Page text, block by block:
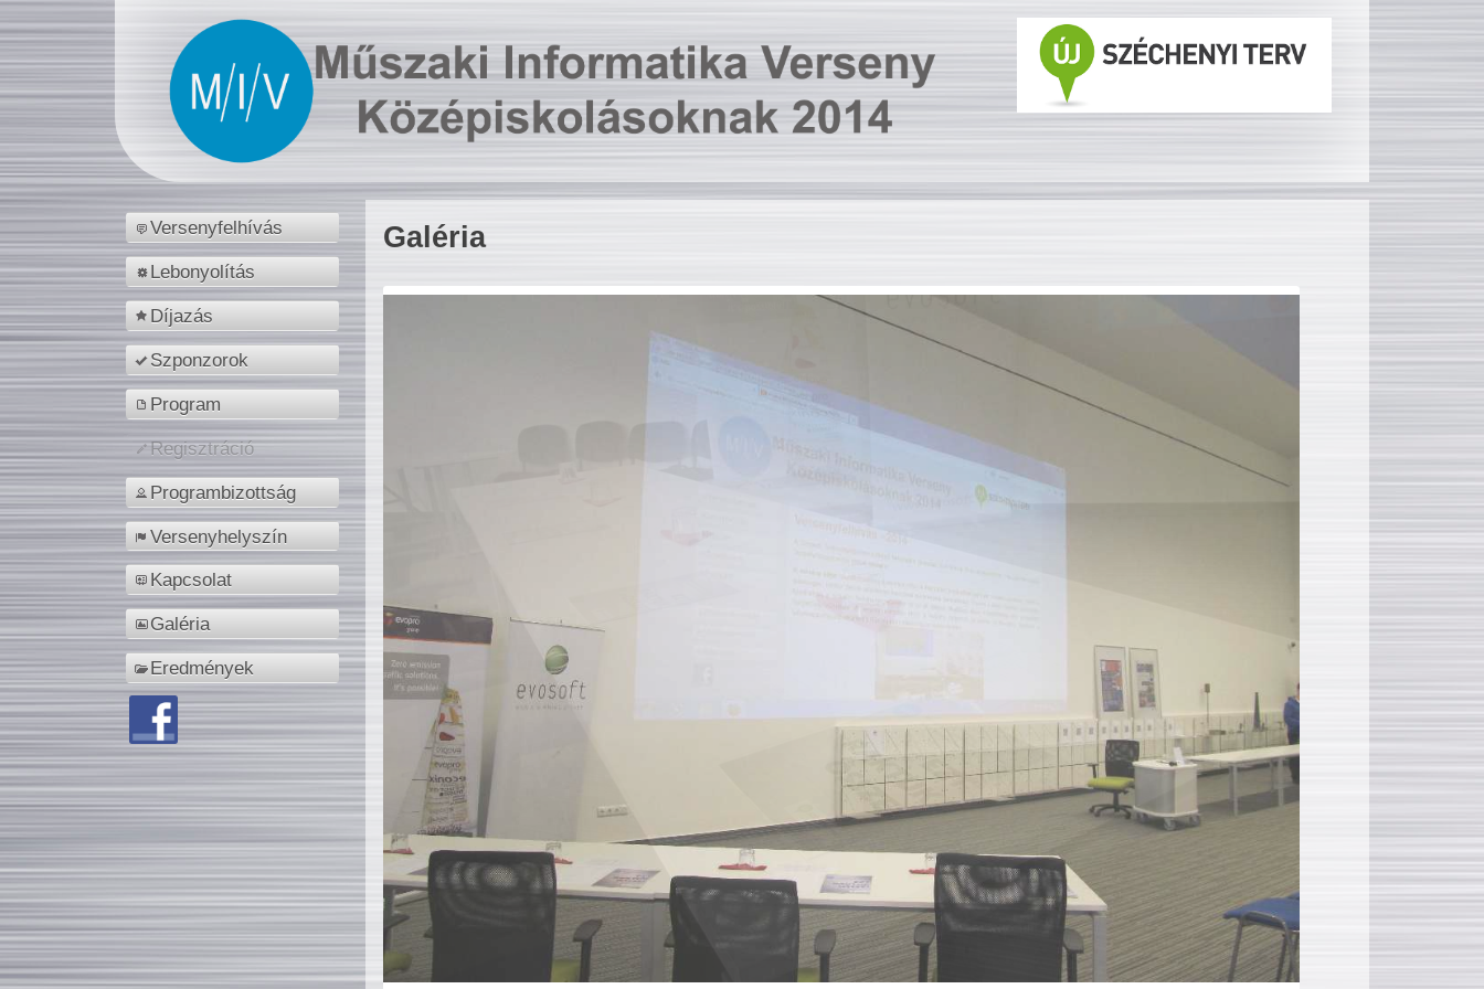
Versenyfelhívás
Lebonyolítás
Díjazás
Szponzorok
Program
Regisztráció
Programbizottság
Versenyhelyszín
Kapcsolat
Galéria
Eredmények
Galéria